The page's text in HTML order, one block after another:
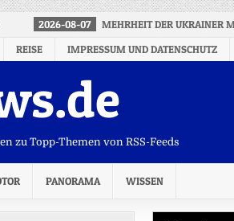
2026-08-07
MEHRHEIT DER UKRAINER
REISE IMPRESSUM UND DATENSCHUTZ
zu Topp-Themen von RSS-Feeds
PANORAMA WISSEN